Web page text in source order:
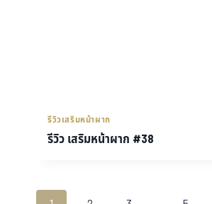
รีวิวเสริมหน้าผาก
รีวิว เสริมหน้าผาก #38